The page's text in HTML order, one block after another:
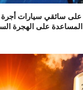
على سائقي سيارات
على الهجرة